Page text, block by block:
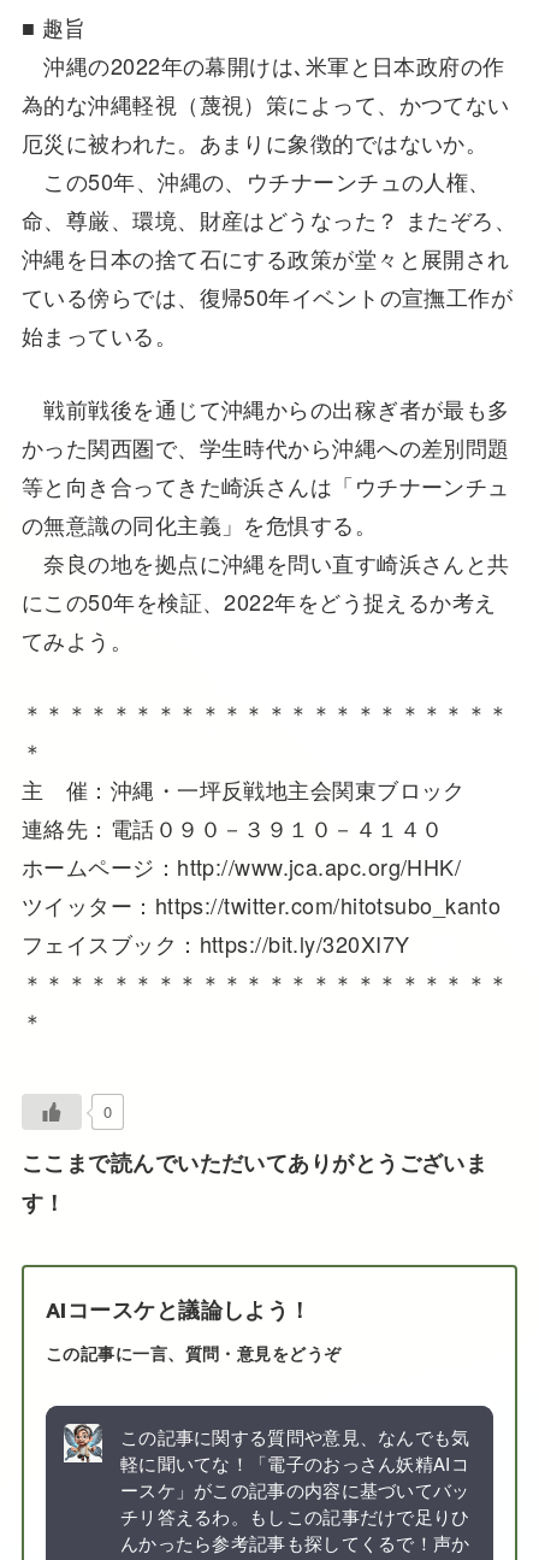
■ 趣旨
沖縄の2022年の幕開けは､米軍と日本政府の作
為的な沖縄軽視（蔑視）策によって、かつてない
厄災に被われた。あまりに象徴的ではないか。
この50年、沖縄の、ウチナーンチュの人権、
命、尊厳、環境、財産はどうなった？ またぞろ、
沖縄を日本の捨て石にする政策が堂々と展開され
ている傍らでは、復帰50年イベントの宣撫工作が
始まっている。
戦前戦後を通じて沖縄からの出稼ぎ者が最も多
かった関西圏で、学生時代から沖縄への差別問題
等と向き合ってきた崎浜さんは「ウチナーンチュ
の無意識の同化主義」を危惧する。
奈良の地を拠点に沖縄を問い直す崎浜さんと共
にこの50年を検証、2022年をどう捉えるか考え
てみよう。
＊＊＊＊＊＊＊＊＊＊＊＊＊＊＊＊＊＊＊＊＊＊
＊
主 催：沖縄・一坪反戦地主会関東ブロック
連絡先：電話０９０－３９１０－４１４０
ホームページ：http://www.jca.apc.org/HHK/
ツイッター：https://twitter.com/hitotsubo_kanto
フェイスブック：https://bit.ly/320XI7Y
＊＊＊＊＊＊＊＊＊＊＊＊＊＊＊＊＊＊＊＊＊＊
＊
0
ここまで読んでいただいてありがとうございま
す！
AIコースケと議論しよう！
この記事に一言、質問・意見をどうぞ
この記事に関する質問や意見、なんでも気
軽に聞いてな！「電子のおっさん妖精AIコ
ースケ」がこの記事の内容に基づいてバッ
チリ答えるわ。もしこの記事だけで足りひ
んかったら参考記事も探してくるで！声か